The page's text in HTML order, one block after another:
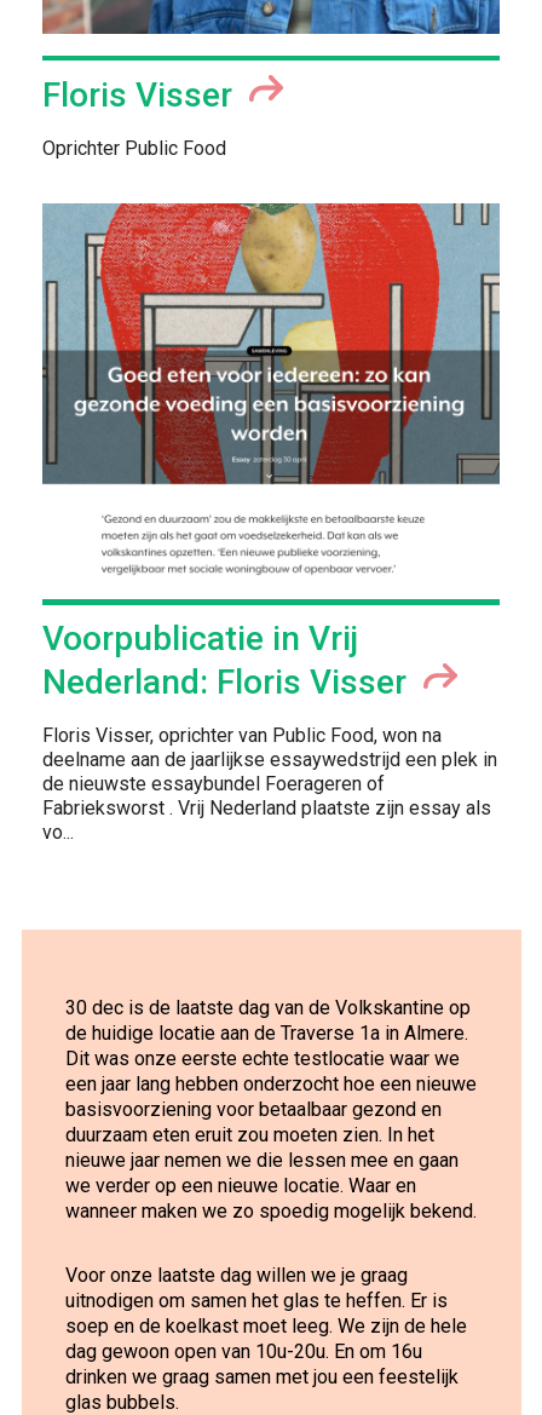
Floris Visser
Oprichter Public Food
Voorpublicatie in Vrij
Nederland: Floris Visser
Floris Visser, oprichter van Public Food, won na
deelname aan de jaarlijkse essaywedstrijd een plek in
de nieuwste essaybundel Foerageren of
Fabrieksworst . Vrij Nederland plaatste zijn essay als
vo...
30 dec is de laatste dag van de Volkskantine op
de huidige locatie aan de Traverse 1a in Almere.
Dit was onze eerste echte testlocatie waar we
een jaar lang hebben onderzocht hoe een nieuwe
basisvoorziening voor betaalbaar gezond en
duurzaam eten eruit zou moeten zien. In het
nieuwe jaar nemen we die lessen mee en gaan
we verder op een nieuwe locatie. Waar en
wanneer maken we zo spoedig mogelijk bekend.
Voor onze laatste dag willen we je graag
uitnodigen om samen het glas te heffen. Er is
soep en de koelkast moet leeg. We zijn de hele
dag gewoon open van 10u-20u. En om 16u
drinken we graag samen met jou een feestelijk
glas bubbels.